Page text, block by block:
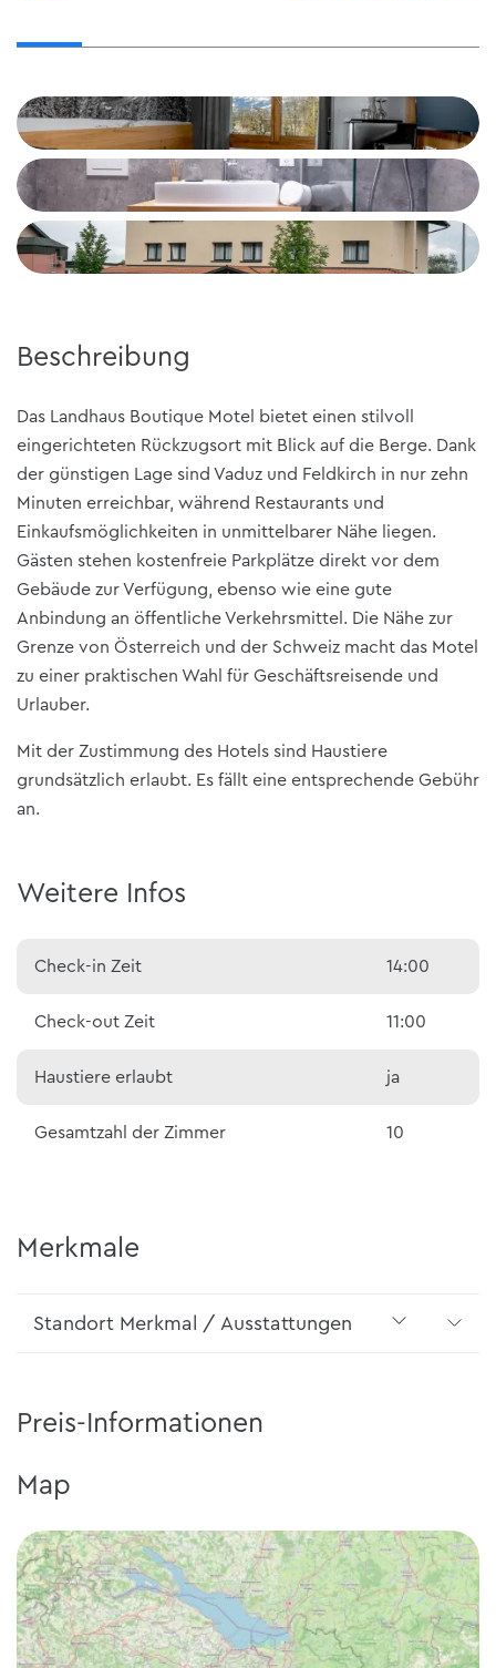
Beschreibung
Das Landhaus Boutique Motel bietet einen stilvoll
eingerichteten Rückzugsort mit Blick auf die Berge. Dank
der günstigen Lage sind Vaduz und Feldkirch in nur zehn
Minuten erreichbar, während Restaurants und
Einkaufsmöglichkeiten in unmittelbarer Nähe liegen.
Gästen stehen kostenfreie Parkplätze direkt vor dem
Gebäude zur Verfügung, ebenso wie eine gute
Anbindung an öffentliche Verkehrsmittel. Die Nähe zur
Grenze von Österreich und der Schweiz macht das Motel
zu einer praktischen Wahl für Geschäftsreisende und
Urlauber.
Mit der Zustimmung des Hotels sind Haustiere
grundsätzlich erlaubt. Es fällt eine entsprechende Gebühr
an.
Weitere Infos
Check-in Zeit 14:00
Check-out Zeit 11:00
Haustiere erlaubt ja
Gesamtzahl der Zimmer 10
Merkmale
Standort Merkmal / Ausstattungen
Preis-Informationen
Map